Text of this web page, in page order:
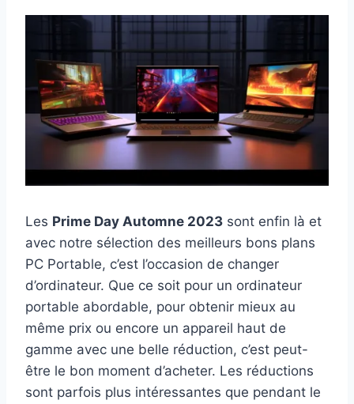
Les Prime Day Automne 2023 sont enfin là et
avec notre sélection des meilleurs bons plans
PC Portable, c’est l’occasion de changer
d’ordinateur. Que ce soit pour un ordinateur
portable abordable, pour obtenir mieux au
même prix ou encore un appareil haut de
gamme avec une belle réduction, c’est peut-
être le bon moment d’acheter. Les réductions
sont parfois plus intéressantes que pendant le